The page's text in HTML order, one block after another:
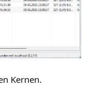
Kernen.